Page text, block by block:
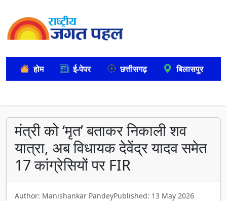
होम ई-पेपर छत्तीसगढ़ बिलासपुर
मंत्री को ‘मृत’ बताकर निकाली शव
यात्रा, अब विधायक देवेंद्र यादव समेत
17 कांग्रेसियों पर FIR
Author: Manishankar PandeyPublished: 13 May 2026